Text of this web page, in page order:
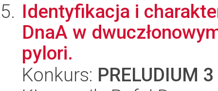
Identyfikacja i
DnaA w
pylori.
Konkurs: PRELUDIUM 3